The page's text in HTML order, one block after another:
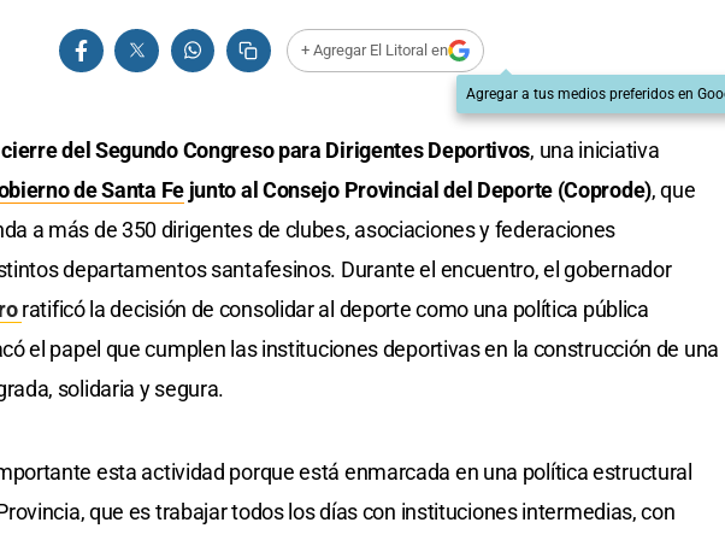
+ Agregar El Litoral en
Agregar a tus medios preferidos en
del Segundo Congreso para Dirigentes Deportivos, una iniciativa
de Santa Fejunto al Consejo Provincial del Deporte (Coprode), que
a más de 350 dirigentes de clubes, asociaciones y federaciones
departamentos santafesinos. Durante el encuentro, el gobernador
ratificó la decisión de consolidar al deporte como una política pública
el papel que cumplen las instituciones deportivas en la construcción de una
solidaria y segura.
esta actividad porque está enmarcada en una política estructural
que es trabajar todos los días con instituciones intermedias, con